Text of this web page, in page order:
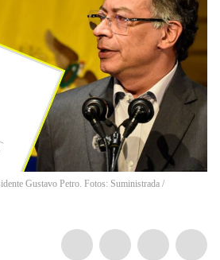
Gustavo Petro. Fotos: Suministrada /